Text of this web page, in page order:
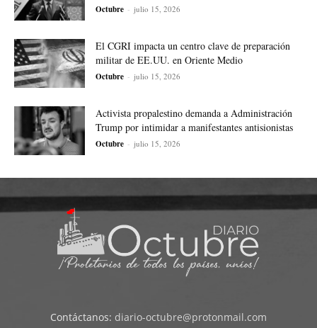
Octubre - julio 15, 2026
El CGRI impacta un centro clave de preparación
militar de EE.UU. en Oriente Medio
Octubre - julio 15, 2026
Activista propalestino demanda a Administración
Trump por intimidar a manifestantes antisionistas
Octubre - julio 15, 2026
Contáctanos: diario-octubre@protonmail.com